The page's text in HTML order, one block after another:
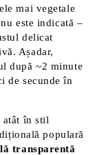
mai vegetale
este indicată –
delicat
Așadar,
după ~2 minute
de secunde în
în stil
populară
transparentă